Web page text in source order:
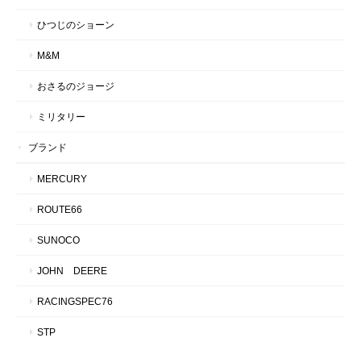
ひつじのショーン
M&M
おさるのジョージ
ミリタリー
ブランド
MERCURY
ROUTE66
SUNOCO
JOHN DEERE
RACINGSPEC76
STP